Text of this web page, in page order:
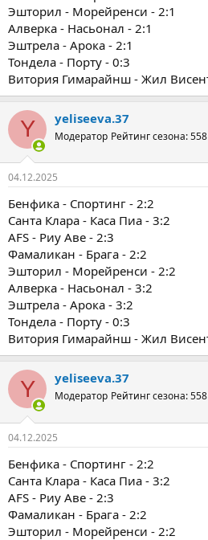
Эшторил - Морейренси - 2:1
Алверка - Насьонал - 2:1
Эштрела - Арока - 2:1
Тондела - Порту - 0:3
Витория Гимарайнш - Жил
Y yeliseeva.37
Модератор Рейтинг сезона: 558
04.12.2025
Бенфика - Спортинг - 2:2
Санта Клара - Каса Пиа - 3:2
AFS - Риу Аве - 2:3
Фамаликан - Брага - 2:2
Эшторил - Морейренси - 2:2
Алверка - Насьонал - 3:2
Эштрела - Арока - 3:2
Тондела - Порту - 0:3
Витория Гимарайнш - Жил
Y yeliseeva.37
Модератор Рейтинг сезона: 558
04.12.2025
Бенфика - Спортинг - 2:2
Санта Клара - Каса Пиа - 3:2
AFS - Риу Аве - 2:3
Фамаликан - Брага - 2:2
Эшторил - Морейренси - 2:2